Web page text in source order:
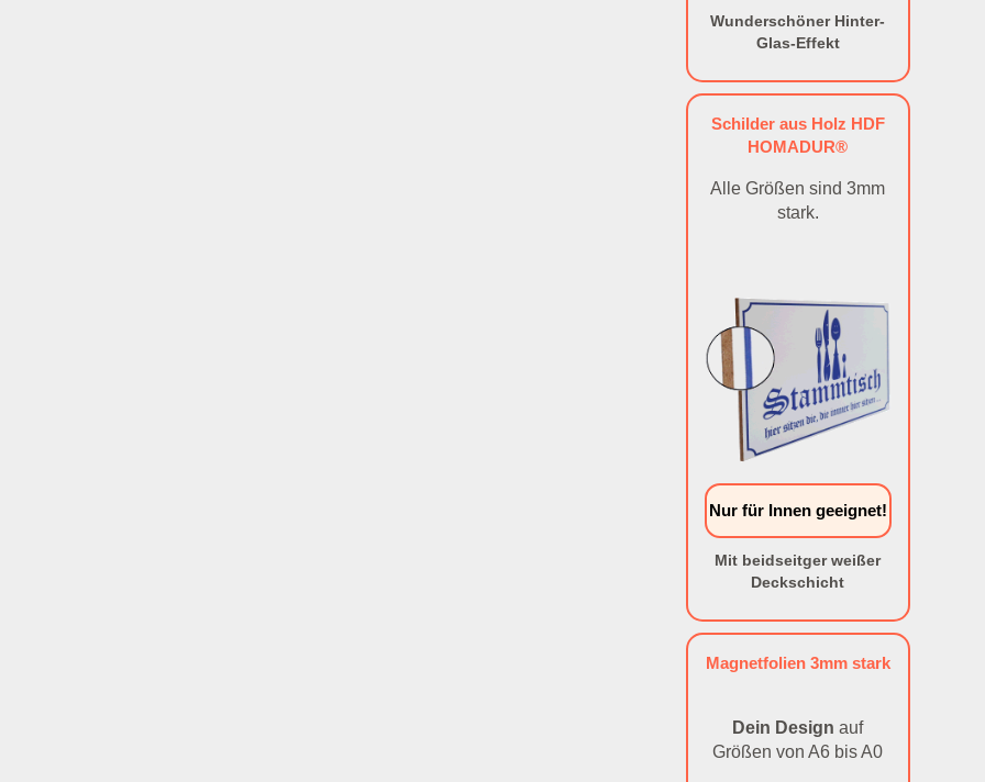
Wunderschöner Hinter-
Glas-Effekt
Schilder aus Holz HDF
HOMADUR®
Alle Größen sind 3mm
stark.
Nur für Innen geeignet!
Mit beidseitger weißer
Deckschicht
Magnetfolien 3mm stark
Dein Design auf
Größen von A6 bis A0